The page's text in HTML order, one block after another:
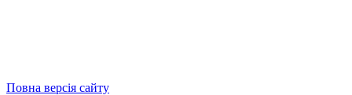
Повна версія сайту